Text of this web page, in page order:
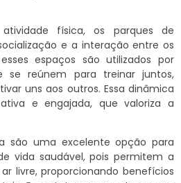
física, os parques de
e a interação entre os
espaços são utilizados por
se reúnem para treinar juntos,
uns aos outros. Essa dinâmica
e engajada, que valoriza a
são uma excelente opção para
vida saudável, pois permitem a
livre, proporcionando benefícios